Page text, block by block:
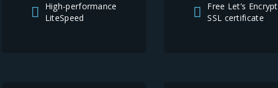
High-performance
LiteSpeed
Free Let’s Encrypt
SSL certificate